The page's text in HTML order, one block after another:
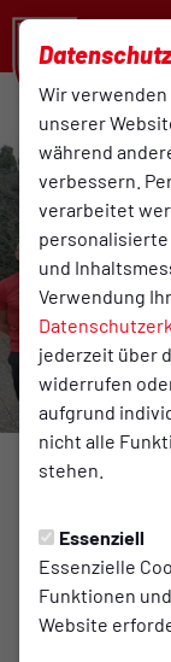
Wir
unserer
während
verbessern.
verarbeitet
personalisierte
und
Verwendung
jederzeit über
widerrufen
aufgrund
nicht alle
stehen.
Essenziell
Essenzielle
Funktionen
Website
Lauf-T-
und